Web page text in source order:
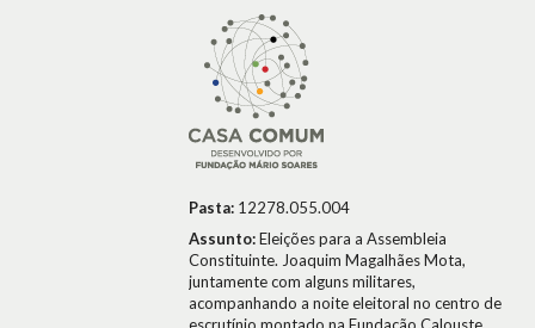
Pasta: 12278.055.004
Assunto:Eleições para a Assembleia
Constituinte. Joaquim Magalhães Mota,
juntamente com alguns militares,
acompanhando a noite eleitoral no centro de